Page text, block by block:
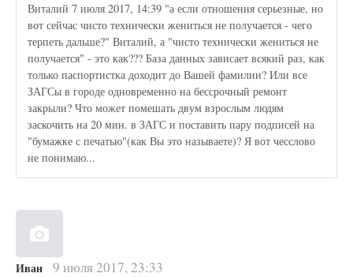
Виталий 7 июля 2017, 14:39 "а если отношения серьезные, но
вот сейчас чисто технически жениться не получается - чего
терпеть дальше?" Виталий, а "чисто технически жениться не
получается" - это как??? База данных зависает всякий раз, как
только паспортистка доходит до Вашей фамилии? Или все
ЗАГСы в городе одновременно на бессрочный ремонт
закрыли? Что может помешать двум взрослым людям
заскочить на 20 мин. в ЗАГС и поставить пару подписей на
"бумажке с печатью"(как Вы это называете)? Я вот чесслово
не понимаю...
Иван 9 июля 2017, 23:33